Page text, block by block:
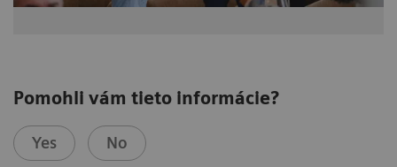
Pomohli vám tieto informácie?
Yes No